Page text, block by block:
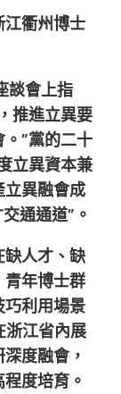
江衢州博士
談會上指
推進立異要
”黨的二十
立異資本兼
立異融會成
通通道”。
缺人才、缺
青年博士群
巧利用場景
浙江省內展
度融會，
度培育。